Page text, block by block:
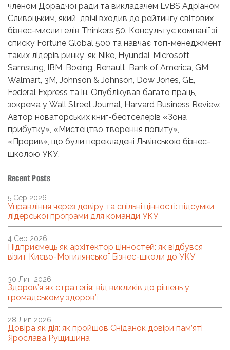
членом Дорадчої ради та викладачем LvBS Адріаном
Сливоцьким, який двічі входив до рейтингу світових
бізнес-мислителів Thinkers 50. Консультує компанії зі
списку Fortune Global 500 та навчає топ-менеджмент
таких лідерів ринку, як Nike, Hyundai, Microsoft,
Samsung, IBM, Boeing, Renault, Bank of America, GM,
Walmart, 3M, Johnson & Johnson, Dow Jones, GE,
Federal Express та ін. Опублікував багато праць,
зокрема у Wall Street Journal, Harvard Business Review.
Автор новаторських книг-бестселерів «Зона
прибутку», «Мистецтво творення попиту»,
«Прорив», що були перекладені Львівською бізнес-
школою УКУ.
Recent Posts
Управління через довіру та спільні цінності: підсумки
лідерської програми для команди УКУ
5 Сер 2026
Підприємець як архітектор цінностей: як відбувся
візит Києво-Могилянської Бізнес-школи до УКУ
4 Сер 2026
Здоров’я як стратегія: від викликів до рішень у
громадському здоров’ї
30 Лип 2026
Довіра як дія: як пройшов Сніданок довіри пам’яті
Ярослава Рущишина
28 Лип 2026